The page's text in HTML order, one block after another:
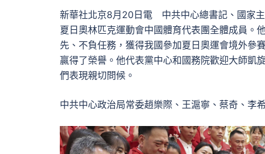
新華社北京8月20日電 中共中心總書記、國家
夏日奧林匹克運動會中國體育代表團全體成員。
先、不負任務，獲得我國參加夏日奧運會境外參
贏得了榮譽。他代表黨中心和國務院歡迎大師凱
們表現親切問候。
中共中心政治局常委趙樂際、王滬寧、蔡奇、李